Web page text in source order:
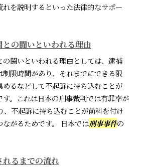
れを説明するといった法律的なサポー
の闘いといわれる理由
の闘いといわれる理由としては、逮捕
制限時間があり、それまでにできる限
めるなどして不起訴に持ち込むことが
す。これは日本の刑事裁判では有罪率が
、不起訴に持ち込むことが前科を付け
ながるためです。 日本では刑事事件の
るまでの流れ